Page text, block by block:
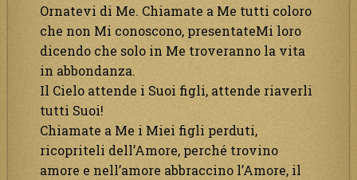
Ornatevi di Me. Chiamate a Me tutti coloro
che non Mi conoscono, presentateMi loro
dicendo che solo in Me troveranno la vita
in abbondanza.
Il Cielo attende i Suoi figli, attende riaverli
tutti Suoi!
Chiamate a Me i Miei figli perduti,
ricopriteli dell’Amore, perché trovino
amore e nell’amore abbraccino l’Amore, il